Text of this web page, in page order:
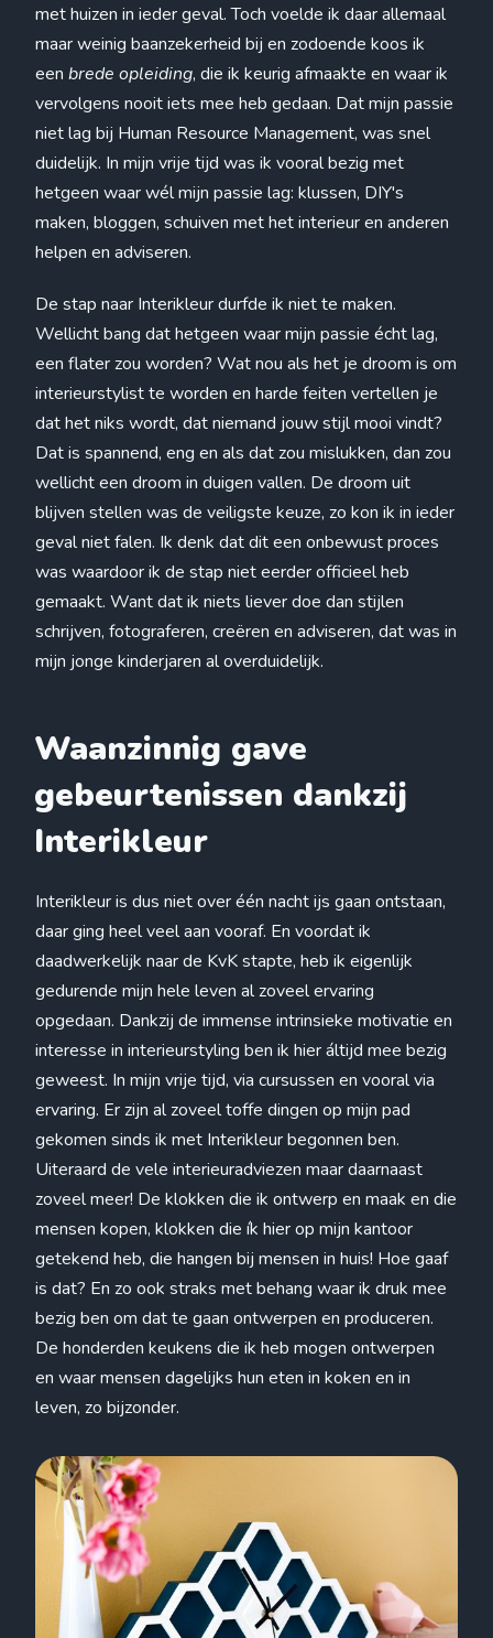
met huizen in ieder geval. Toch voelde ik daar allemaal
maar weinig baanzekerheid bij en zodoende koos ik
eenbrede opleiding, die ik keurig afmaakte en waar ik
vervolgens nooit iets mee heb gedaan. Dat mijn passie
niet lag bij Human Resource Management, was snel
duidelijk. In mijn vrije tijd was ik vooral bezig met
hetgeen waar wél mijn passie lag: klussen, DIY's
maken, bloggen, schuiven met het interieur en anderen
helpen en adviseren.
De stap naar Interikleur durfde ik niet te maken.
Wellicht bang dat hetgeen waar mijn passie écht lag,
een flater zou worden? Wat nou als het je droom is om
interieurstylist te worden en harde feiten vertellen je
dat het niks wordt, dat niemand jouw stijl mooi vindt?
Dat is spannend, eng en als dat zou mislukken, dan zou
wellicht een droom in duigen vallen. De droom uit
blijven stellen was de veiligste keuze, zo kon ik in ieder
geval niet falen. Ik denk dat dit een onbewust proces
was waardoor ik de stap niet eerder officieel heb
gemaakt. Want dat ik niets liever doe dan stijlen
schrijven, fotograferen, creëren en adviseren, dat was in
mijn jonge kinderjaren al overduidelijk.
Waanzinnig gave
gebeurtenissen dankzij
Interikleur
Interikleur is dus niet over één nacht ijs gaan ontstaan,
daar ging heel veel aan vooraf. En voordat ik
daadwerkelijk naar de KvK stapte, heb ik eigenlijk
gedurende mijn hele leven al zoveel ervaring
opgedaan. Dankzij de immense intrinsieke motivatie en
interesse in interieurstyling ben ik hier áltijd mee bezig
geweest. In mijn vrije tijd, via cursussen en vooral via
ervaring. Er zijn al zoveel toffe dingen op mijn pad
gekomen sinds ik met Interikleur begonnen ben.
Uiteraard de vele interieuradviezen maar daarnaast
zoveel meer! De klokken die ik ontwerp en maak en die
mensen kopen, klokken die ík hier op mijn kantoor
getekend heb, die hangen bij mensen in huis! Hoe gaaf
is dat? En zo ook straks met behang waar ik druk mee
bezig ben om dat te gaan ontwerpen en produceren.
De honderden keukens die ik heb mogen ontwerpen
en waar mensen dagelijks hun eten in koken en in
leven, zo bijzonder.